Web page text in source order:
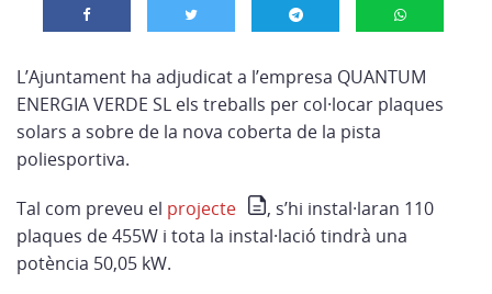
L’Ajuntament ha adjudicat a l’empresa QUANTUM
ENERGIA VERDE SL els treballs per col·locar plaques
solars a sobre de la nova coberta de la pista
poliesportiva.
Tal com preveu el projecte
, s’hi instal·laran 110
plaques de 455W i tota la instal·lació tindrà una
potència 50,05 kW.